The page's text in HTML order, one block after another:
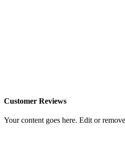
Customer Reviews
Your content goes here. Edit or